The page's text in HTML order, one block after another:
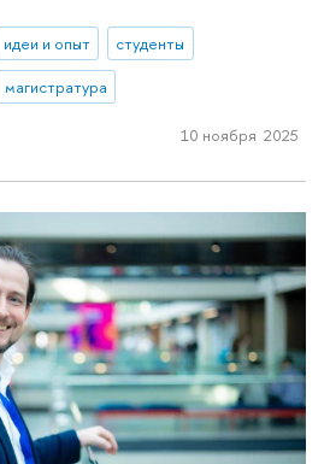
идеи и опыт
студенты
магистратура
10 ноября 2025